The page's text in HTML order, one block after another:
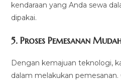
kendaraan yang Anda sewa
dipakai.
5.Proses Pemesanan
Dengan kemajuan teknologi,
dalam melakukan